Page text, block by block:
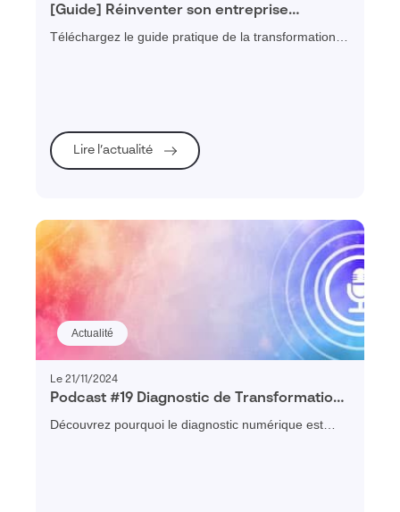
[Guide] Réinventer son entreprise
industrielle en 2025
Téléchargez le guide pratique de la transformation
Lire l’actualité
Actualité
Le 21/11/2024
Podcast #19 Diagnostic de Transformation :
comprendre, planifier et réussir sa
transformation numérique
Découvrez pourquoi le diagnostic numérique est